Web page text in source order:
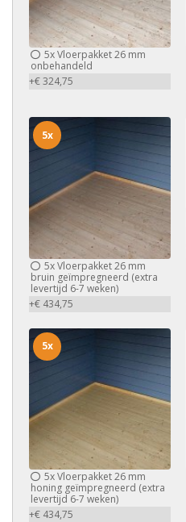
5xVloerpakket 26 mm
onbehandeld
+€ 324,75
5xVloerpakket 26 mm
bruin geïmpregneerd (extra
levertijd 6-7 weken)
+€ 434,75
5x
5xVloerpakket 26 mm
honing geïmpregneerd (extra
levertijd 6-7 weken)
+€ 434,75
5x